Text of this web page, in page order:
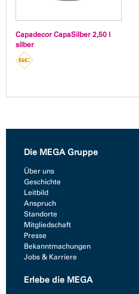
Capadecor CapaSilber 2,50 l
silber
Die MEGA Gruppe
Über uns
Geschichte
Leitbild
Anspruch
Standorte
Mitgliedschaft
Presse
Bekanntmachungen
Jobs & Karriere
Erlebe die MEGA